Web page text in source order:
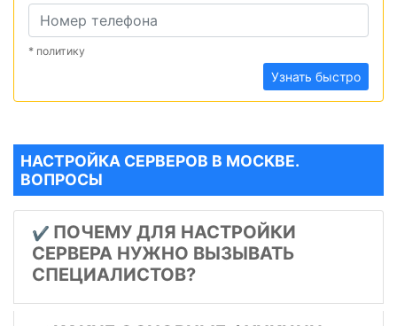
* политику
Узнать быстро
НАСТРОЙКА СЕРВЕРОВ В МОСКВЕ.
ВОПРОСЫ
✔️ ПОЧЕМУ ДЛЯ НАСТРОЙКИ
СЕРВЕРА НУЖНО ВЫЗЫВАТЬ
СПЕЦИАЛИСТОВ?